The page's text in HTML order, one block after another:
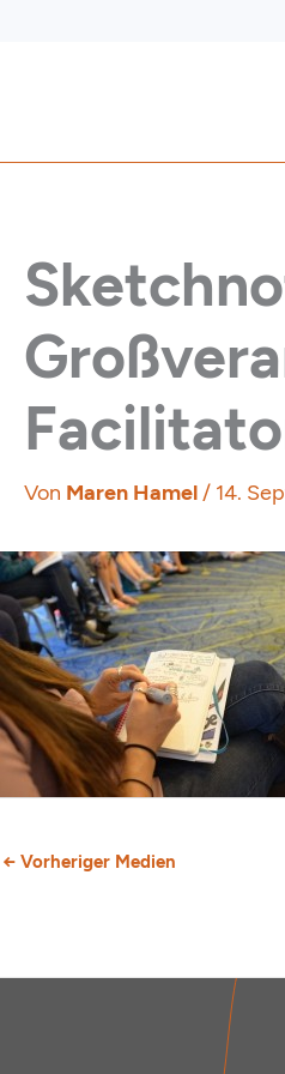
Von Maren Hamel/ 14.
← Vorheriger Medien